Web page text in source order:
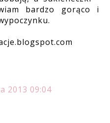
bardzo gorąco i
2013 09:04